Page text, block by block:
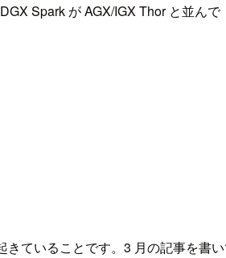
Spark が AGX/IGX Thor と並ん
ていることです。3 月の記事を書